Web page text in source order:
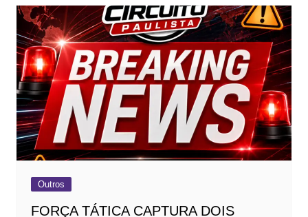
Outros
FORÇA TÁTICA CAPTURA DOIS